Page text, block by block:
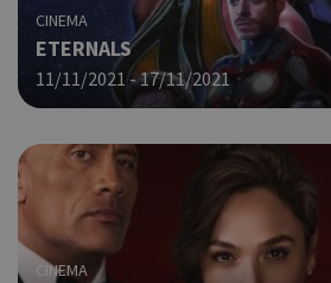
CINEMA
ETERNALS
11/11/2021 - 17/11/2021
CINEMA